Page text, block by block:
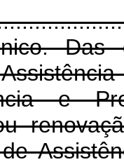
Das
e